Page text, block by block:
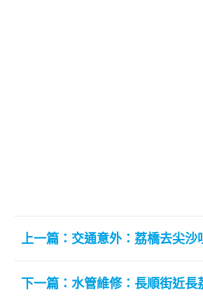
上一篇：交通意外：荔橋去尖
下一篇：水管維修：長順街近長